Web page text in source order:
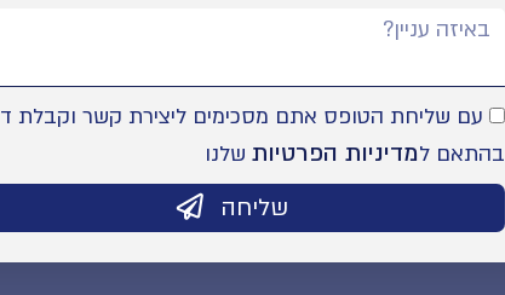
עם שליחת הטופס אתם מסכימים ליצירת קשר וקבלת
בהתאם למדיניות הפרטיותשלנו
שליחה